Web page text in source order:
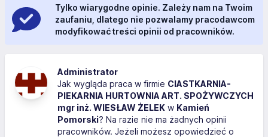
Tylko wiarygodne opinie. Zależy nam na Twoim
zaufaniu, dlatego nie pozwalamy pracodawcom
modyfikować treści opinii od pracowników.
Administrator
Jak wygląda praca w firmie CIASTKARNIA-
PIEKARNIA HURTOWNIA ART. SPOŻYWCZYCH
mgr inż. WIESŁAW ŻELEK w Kamień
Pomorski? Na razie nie ma żadnych opinii
pracowników. Jeżeli możesz opowiedzieć o